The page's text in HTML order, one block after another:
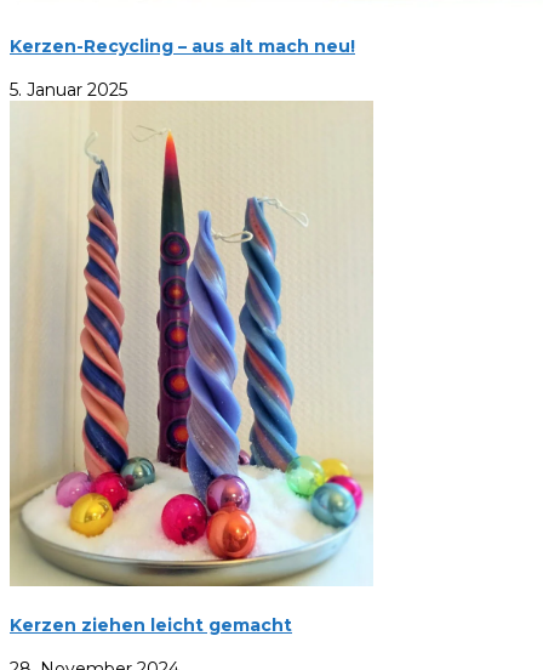
Kerzen-Recycling – aus alt mach neu!
5. Januar 2025
Kerzen ziehen leicht gemacht